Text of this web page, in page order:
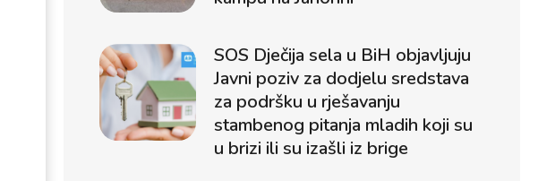
SOS Dječija sela u BiH objavljuju
Javni poziv za dodjelu sredstava
za podršku u rješavanju
stambenog pitanja mladih koji su
u brizi ili su izašli iz brige